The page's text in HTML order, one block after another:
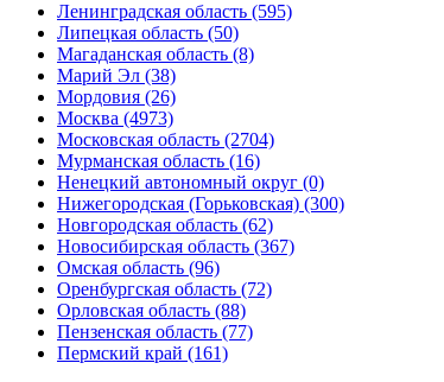
Ленинградская область (595)
Липецкая область (50)
Магаданская область (8)
Марий Эл (38)
Мордовия (26)
Москва (4973)
Московская область (2704)
Мурманская область (16)
Ненецкий автономный округ (0)
Нижегородская (Горьковская) (300)
Новгородская область (62)
Новосибирская область (367)
Омская область (96)
Оренбургская область (72)
Орловская область (88)
Пензенская область (77)
Пермский край (161)